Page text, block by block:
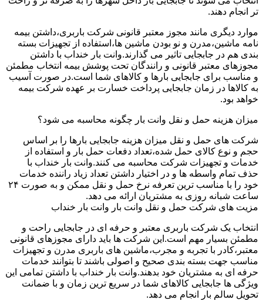
تر انجام دهند.
موارد دیگری مانند مجوز معتبر قانونی شرکت باربری،داشتن بیمه
نامه ماشین،مدرن و نو بودن ماشین ها،استفاده از تجهیزات بسته
بندی هم در جابجایی تاثیر می گذارند.وانت بار خنداب با داشتن
مجوزهای معتبر قانونی و رانندگان تحت پوشش بیمه انتخاب مطمئن
و مناسب برای جابجایی بارها و کالاهای شما است.در صورت آسیب
به کالاها در زمان جابجایی پرداخت خسارت بر عهده شرکت بیمه
خواهد بود.
میزان هزینه حمل و نقل وانت بار چگونه محاسبه می شود؟
شرکت های حمل و نقل میزان هزینه جابجایی بارها را بر اساس
حجم و نوع کالای حمل شده،تعداد دفعات حمل بار و استفاده از
خدمات و تجهیزات شرکت محاسبه می کنند.وانت بار خنداب با
حذف تمام واسطه ها و در اختیار داشتن تعداد زیاد راننده خدمات
خود را با مناسب ترین تعرفه نرخ حمل و نقل ممکن و به صورت ۲۴
ساعت شبانه روزی به مشتریان ارائه می دهد.
مزیت های شرکت حمل و نقل وانت بار وانت بار خنداب
انتخاب یک شرکت باربری معتبر و حرفه ای در جابجایی راحت و
مطمئن بسیار مهم است.این شرکت ها باید دارای مجوزهای قانونی
معتبر،کادر با تجربه و مجرب،ماشین های باربری مدرن و تجهیزات
مناسب جهت بسته بندی صحیح و اصولی باشند تا بتوانند خدمات
حرفه ای به مشتریان خود بدهند.وانت بار خنداب با داشتن تمامی این
ویژگی ها جابجایی کالاهای شما در سریع ترین زمان و با ضمانت
تحویل سالم بار انجام می دهد.